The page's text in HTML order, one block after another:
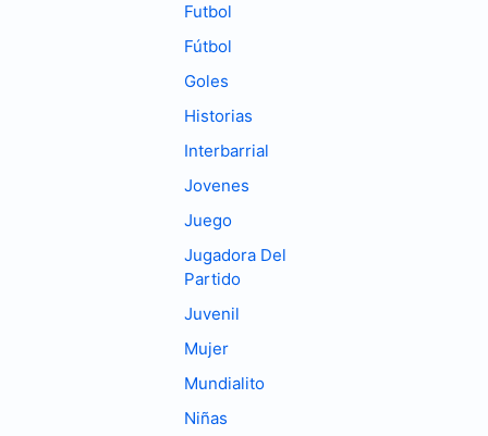
Futbol
Fútbol
Goles
Historias
Interbarrial
Jovenes
Juego
Jugadora Del
Partido
Juvenil
Mujer
Mundialito
Niñas